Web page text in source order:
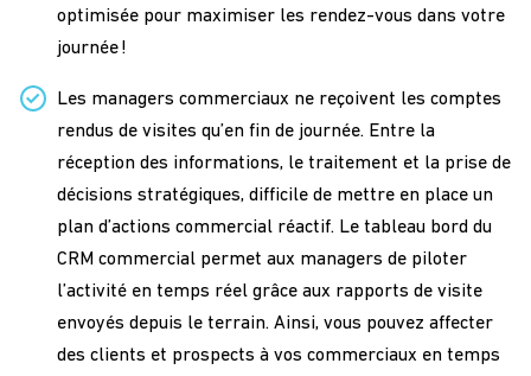
optimisée pour maximiser les rendez-vous dans votre
journée !
Les managers commerciaux ne reçoivent les comptes
rendus de visites qu’en fin de journée. Entre la
réception des informations, le traitement et la prise de
décisions stratégiques, difficile de mettre en place un
plan d’actions commercial réactif. Le tableau bord du
CRM commercial permet aux managers de piloter
l’activité en temps réel grâce aux rapports de visite
envoyés depuis le terrain. Ainsi, vous pouvez affecter
des clients et prospects à vos commerciaux en temps